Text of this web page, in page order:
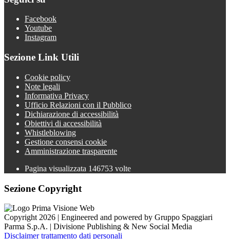
Facebook
Youtube
Instagram
Sezione Link Utili
Cookie policy
Note legali
Informativa Privacy
Ufficio Relazioni con il Pubblico
Dichiarazione di accessibilità
Obiettivi di accessibilità
Whistleblowing
Gestione consensi cookie
Amministrazione trasparente
Pagina visualizzata 146753 volte
Sezione Copyright
Copyright 2026 | Engineered and powered by Gruppo Spaggiari
Parma S.p.A. | Divisione Publishing & New Social Media
Disclaimer trattamento dati personali